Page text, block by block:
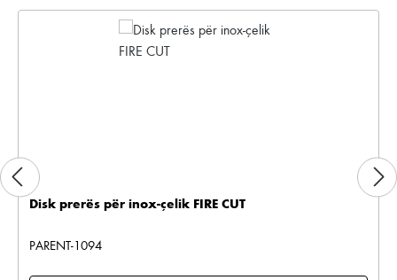
Disk prerës për inox-çelik FIRE CUT
PARENT-1094